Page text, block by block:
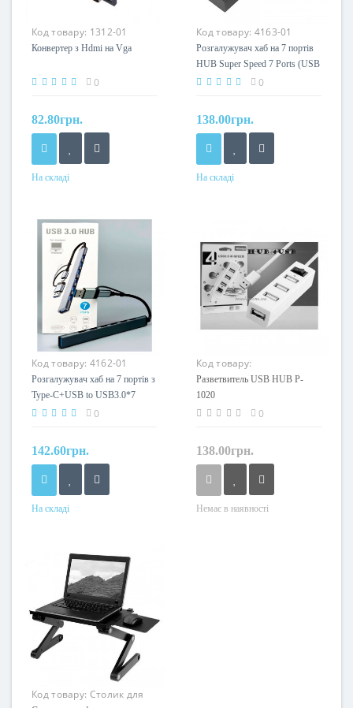
Код товару: 1312-01
Конвертер з Hdmi на Vga
0
82.80грн.
На складі
Код товару: 4163-01
Розгалужувач хаб на 7 портів
HUB Super Speed 7 Ports (USB
to USB3.0*7) 30см
0
138.00грн.
На складі
Код товару: 4162-01
Розгалужувач хаб на 7 портів з
Type-C+USB to USB3.0*7
0
142.60грн.
На складі
Код товару:
Разветвитель USB HUB P-
1020
Разветвитель USB HUB P-
1020
0
138.00грн.
Немає в наявності
Код товару: Столик для